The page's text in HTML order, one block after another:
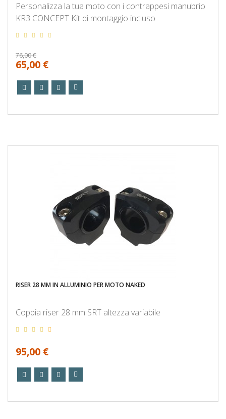
Personalizza la tua moto con i contrappesi manubrio
KR3 CONCEPT Kit di montaggio incluso
76,00 €
65,00 €
RISER 28 MM IN ALLUMINIO PER MOTO NAKED
Coppia riser 28 mm SRT altezza variabile
95,00 €